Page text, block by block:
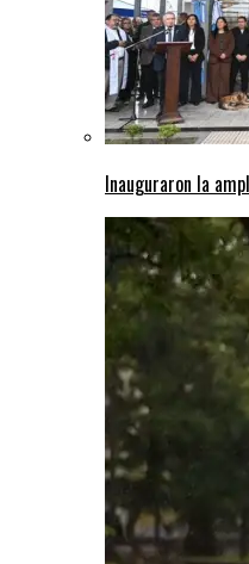
Inauguraron la